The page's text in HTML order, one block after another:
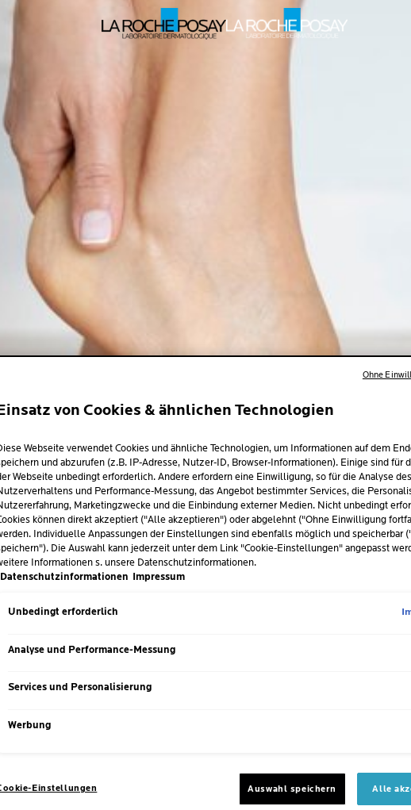
AM FUSS: U
UND DIE
| By La Roche-Posay| 19 Dezember 2024
oder Stehen: Unsere Füße leisten täglich Schwerstarbeit und
Hornhautschicht. Wie die Verhornung der Haut entsteht, wann
Füße geschmeidig weicht pflegst, erfährst du hier.
AM
WAS IST
ENTSTEHT SIE?
von Cookies & ähnlichen Technologien
Webseite verwendet Cookies und ähnliche Technologien, um Informationen auf dem
und abzurufen (z.B. IP-Adresse, Nutzer-ID, Browser-Informationen). Einige sind für
Webseite unbedingt erforderlich. Andere erfordern eine Einwilligung, so für die Analyse des
und Performance-Messung, das Angebot bestimmter Services, die
Marketingzwecke und die Einbindung externer Medien. Nicht unbedingt
können direkt akzeptiert ("Alle akzeptieren") oder abgelehnt ("Ohne Einwilligung
Individuelle Anpassungen der Einstellungen sind ebenfalls möglich und speicherbar
Die Auswahl kann jederzeit unter dem Link "Cookie-Einstellungen" angepasst
Informationen s. unsere Datenschutzinformationen.
Datenschutzinformationen Impressum
Unbedingt erforderlich
Analyse und Performance-Messung
Services und Personalisierung
Werbung
Einstellungen Auswahl speichern Alle
Ohne